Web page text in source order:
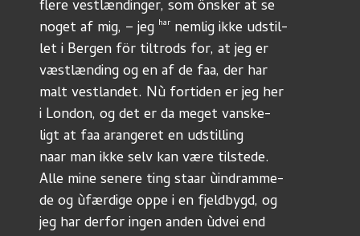
flere vestlændinger, som önsker at se
noget af mig, – jeg har nemlig ikke udstil-
let i Bergen för tiltrods for, at jeg er
væstlænding og en af de faa, der har
malt vestlandet. Nù fortiden er jeg her
i London, og det er da meget vanske-
ligt at faa arangeret en udstilling
naar man ikke selv kan være tilstede.
Alle mine senere ting staar ùindramme-
de og ùfærdige oppe i en fjeldbygd, og
jeg har derfor ingen anden ùdvei end